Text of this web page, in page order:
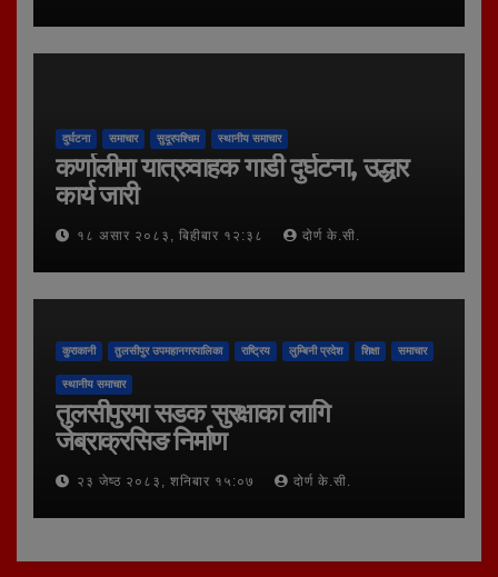
दुर्घटना समाचार सुदूरपश्चिम स्थानीय समाचार
कर्णालीमा यात्रुवाहक गाडी दुर्घटना, उद्धार
कार्य जारी
१८ असार २०८३, बिहीबार १२:३८ दोर्ण के.सी.
कुराकानी तुलसीपुर उपमहानगरपालिका राष्ट्रिय लुम्बिनी प्रदेश शिक्षा समाचार
स्थानीय समाचार
तुलसीपुरमा सडक सुरक्षाका लागि
जेब्राक्रसिङ निर्माण
२३ जेष्ठ २०८३, शनिबार १५:०७ दोर्ण के.सी.